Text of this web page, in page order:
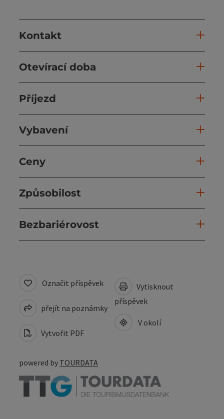
Kontakt
Otevírací doba
Příjezd
Vybavení
Ceny
Způsobilost
Bezbariérovost
Označit příspěvek
přejít na poznámky
Vytvořit PDF
Vytisknout
příspěvek
V okolí
powered by TOURDATA